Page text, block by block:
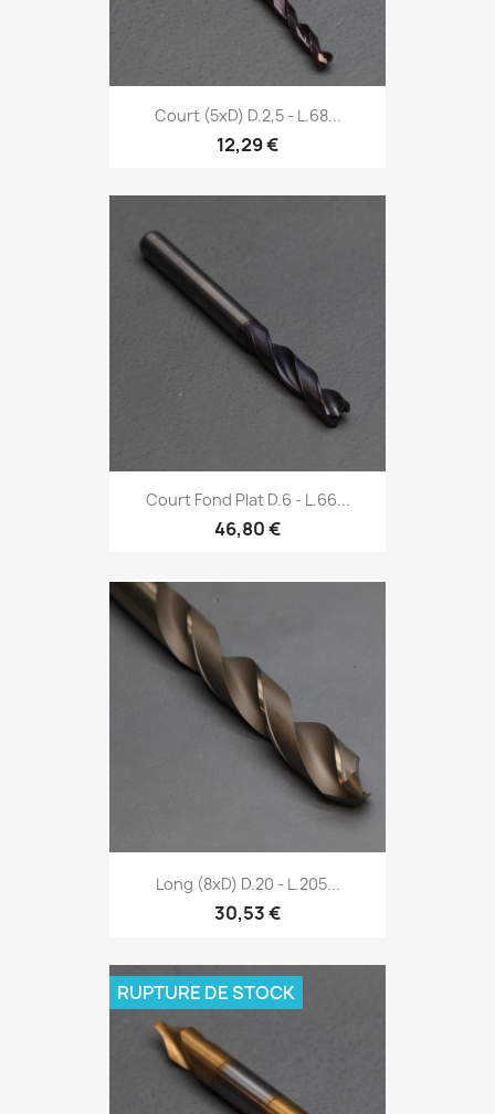
Court (5xD) D.2,5 - L.68...
12,29 €
Court Fond Plat D.6 - L.66...
46,80 €
Long (8xD) D.20 - L.205...
30,53 €
RUPTURE DE STOCK